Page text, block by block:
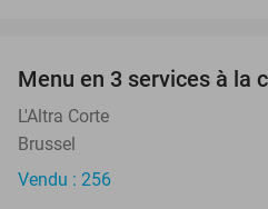
Menu en 3 services à la
L'Altra Corte
Brussel
Vendu : 256